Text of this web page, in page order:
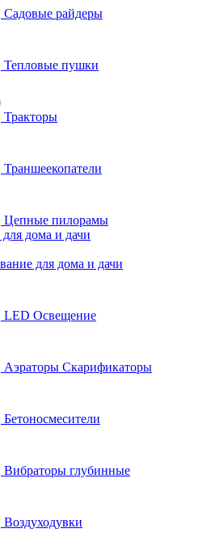
Садовые райдеры
Тепловые пушки
Тракторы
Траншеекопатели
Цепные пилорамы
дома и дачи
для дома и дачи
LED Освещение
Аэраторы Скарификаторы
Бетоносмесители
Вибраторы глубинные
Воздуходувки